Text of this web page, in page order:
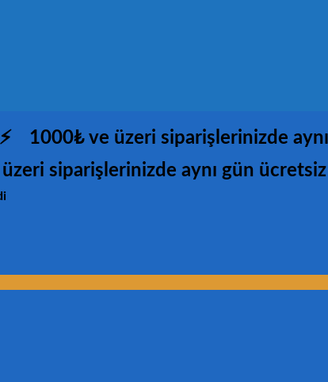
1000₺ ve üzeri siparişlerinizde
siparişlerinizde aynı gün